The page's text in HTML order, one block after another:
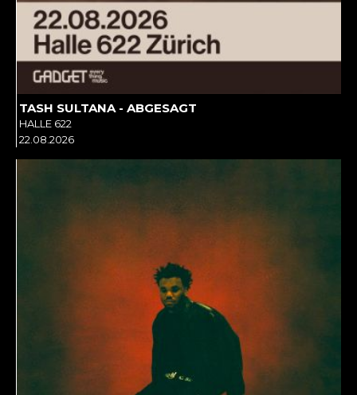
TASH SULTANA - ABGESAGT
HALLE 622
22.08.2026